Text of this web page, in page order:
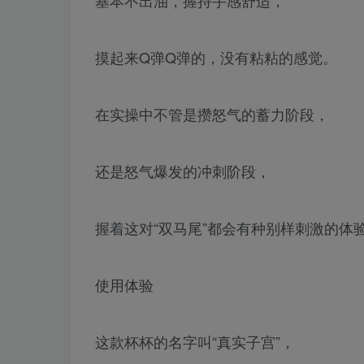
摸起来Q弹Q弹的，没有粘粘的感觉。
在实操中不管是攒怒气的蓄力阶段，
还是怒气爆发的冲刺阶段，
握着这对“双马尾”都会有种别样刺激的体
使用体验
这款杯杯的名字叫“真实子宫”，